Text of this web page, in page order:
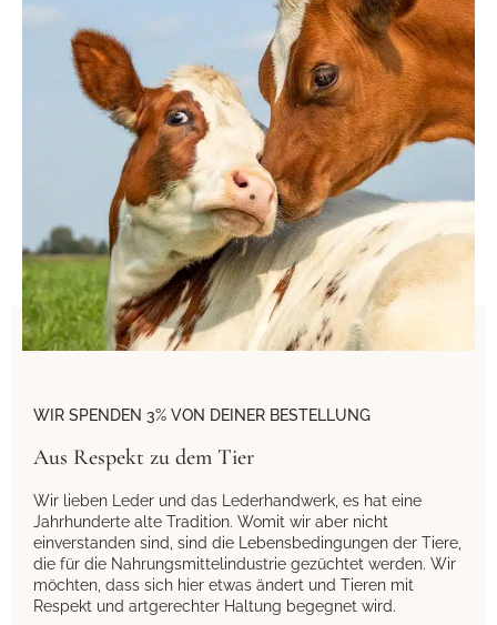
WIR SPENDEN 3% VON DEINER BESTELLUNG
Aus Respekt zu dem Tier
Wir lieben Leder und das Lederhandwerk, es hat eine
Jahrhunderte alte Tradition. Womit wir aber nicht
einverstanden sind, sind die Lebensbedingungen der Tiere,
die für die Nahrungsmittelindustrie gezüchtet werden. Wir
möchten, dass sich hier etwas ändert und Tieren mit
Respekt und artgerechter Haltung begegnet wird.